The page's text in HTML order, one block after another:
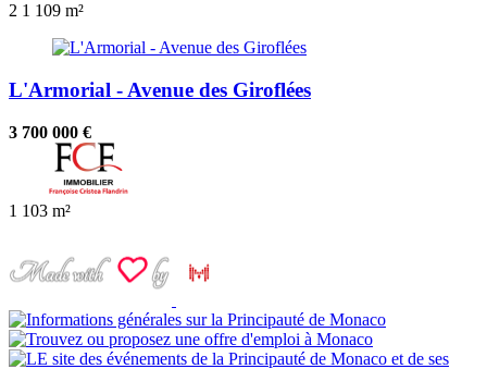
2 1 109 m²
L'Armorial - Avenue des Giroflées
3 700 000 €
1 103 m²